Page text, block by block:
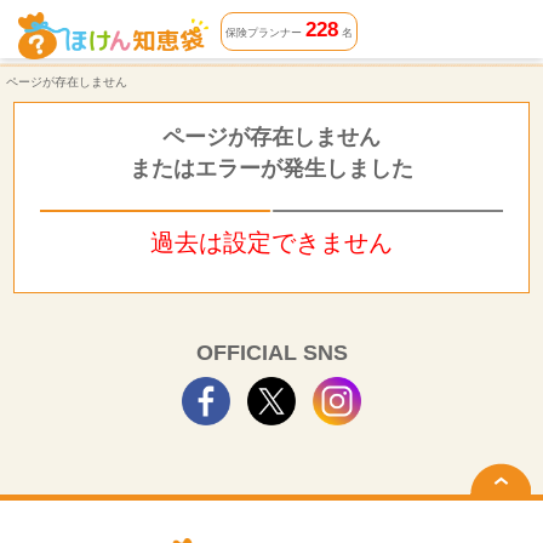
ページが存在しません | ほけん知恵袋
保険プランナー 228名
ページが存在しません
ページが存在しません
またはエラーが発生しました
過去は設定できません
OFFICIAL SNS